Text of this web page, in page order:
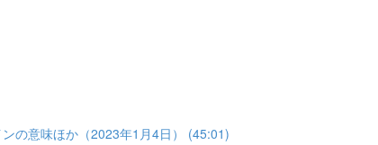
の意味ほか（2023年1月4日） (45:01)